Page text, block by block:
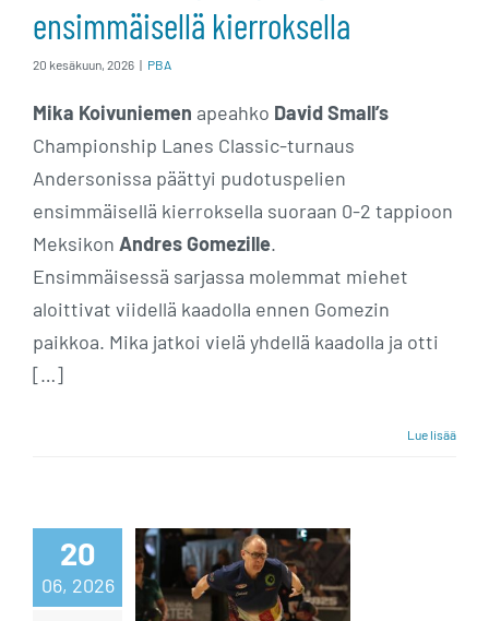
ensimmäisellä kierroksella
20 kesäkuun, 2026 | PBA
Mika Koivuniemen apeahko David Small’s
Championship Lanes Classic-turnaus
Andersonissa päättyi pudotuspelien
ensimmäisellä kierroksella suoraan 0-2 tappioon
Meksikon Andres Gomezille.
Ensimmäisessä sarjassa molemmat miehet
aloittivat viidellä kaadolla ennen Gomezin
paikkoa. Mika jatkoi vielä yhdellä kaadolla ja otti
[…]
Lue lisää
20
06, 2026
Koivuniemi
jatkaa